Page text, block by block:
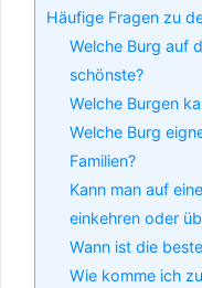
Häufige Fragen zu
Welche Burg auf
schönste?
Welche Burgen
Welche Burg
Familien?
Kann man auf
einkehren oder
Wann ist die
Wie komme ich